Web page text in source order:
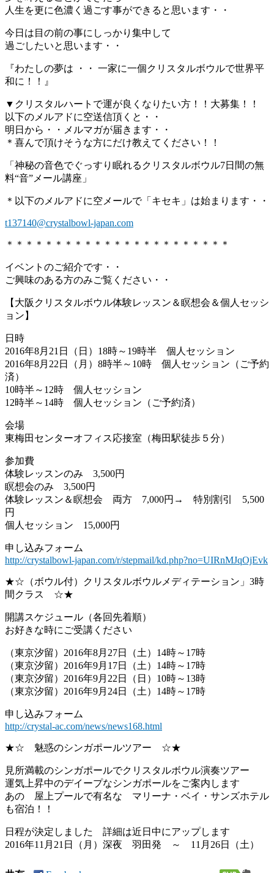
人生を更に色濃く過ごす事ができると思います・・
今日は目の前の事にしっかり集中して
過ごしたいと思います・・
『わたしの夢は ・・ 一家に一個クリスタルボウルで世界平
和に！！』
▼クリスタルハートで運が良くなりたい方！！大募集！！
以下のメルアドに空送信頂くと・・
明日から・・メルマガが届きます・・
＊喜んで頂けそうな方にだけ教えてください！！
「神秘の音色でぐっすり眠れるクリスタルボウル7日間の無
料“音”メール講座」
＊以下のメルアドに空メールで「キセキ」は始まります・・
t137140@crystalbowl-japan.com
＊＊＊＊＊＊＊＊＊＊＊＊＊＊＊＊＊＊＊＊＊＊＊
イベントのご紹介です・・
ご興味のある方のみご覧ください・・
【大阪クリスタルボウル体験レッスン＆瞑想会＆個人セッシ
ョン】
日時
2016年8月21日（日）18時～19時半 個人セッション
2016年8月22日（月）8時半～10時 個人セッション（ご予約
済）
10時半～12時 個人セッション
12時半～14時 個人セッション（ご予約済）
会場
東梅田センターオフィス応接室（梅田駅徒歩５分）
参加費
体験レッスンのみ 3,500円
瞑想会のみ 3,500円
体験レッスン＆瞑想会 両方 7,000円→ 特別割引 5,500
円
個人セッション 15,000円
申し込みフォーム
http://crystalbowl-japan.com/r/stepmail/kd.php?no=UIRnMJqOjEvk
★☆（ボウル付）クリスタルボウルメディテーション」3時
間クラス ☆★
開講スケジュール（各回先着順）
お好きな時にご受講ください
（東京汐留）2016年8月27日（土）14時～17時
（東京汐留）2016年9月17日（土）14時～17時
（東京汐留）2016年9月22日（日）10時～13時
（東京汐留）2016年9月24日（土）14時～17時
申し込みフォーム
http://crystal-ac.com/news/news168.html
★☆ 魅惑のシンガポールツアー ☆★
見所満載のシンガポールでクリスタルボウル演奏ツアー
運気上昇中のデイープなシンガポールをご案内します
あの 屋上プールで有名な マリーナ・ベイ・サンズホテル
も宿泊！！
日程が決定しました 詳細は近日中にアップします
2016年11月21日（月）深夜 羽田発 ～ 11月26日（土）